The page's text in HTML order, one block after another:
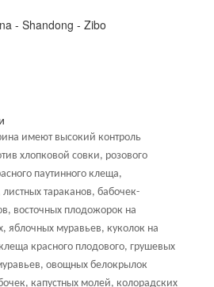
- Shandong - Zibo
имеют высокий контроль
хлопковой совки, розового
паутинного клеща,
тараканов, бабочек-
восточных плодожорок на
яблочных муравьев, куколок на
красного плодового, грушевых
овощных белокрылок
капустных молей, колорадских